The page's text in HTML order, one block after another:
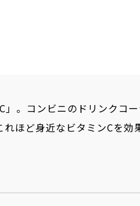
。コンビニのドリンクコ
ほど身近なビタミンCを効